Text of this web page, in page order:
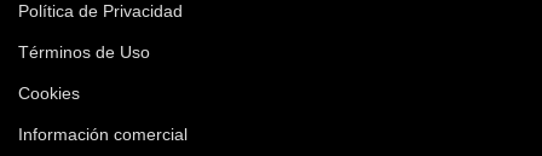
Política de Privacidad
Términos de Uso
Cookies
Información comercial